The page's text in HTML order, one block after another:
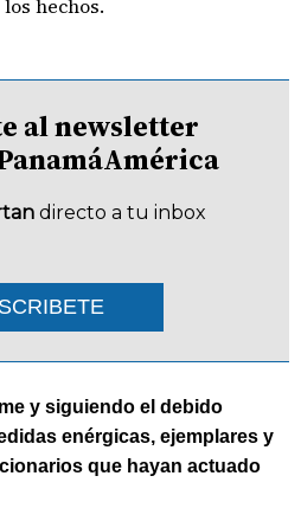
hechos.
al newsletter
directo a tu inbox
y siguiendo el debido
enérgicas, ejemplares y
que hayan actuado